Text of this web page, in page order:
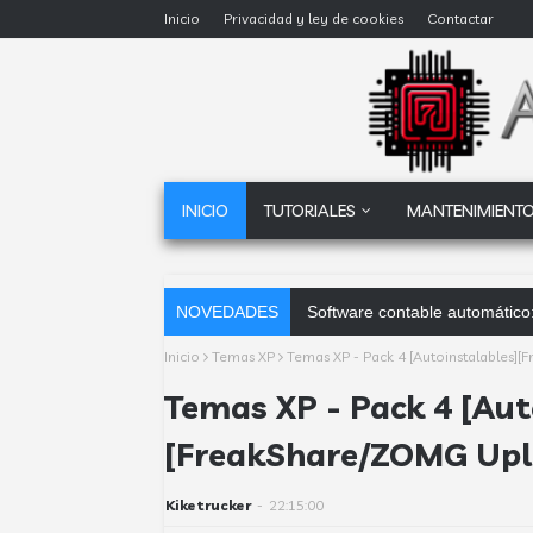
Inicio Privacidad y ley de cookies Contactar
INICIO TUTORIALES
NOVEDADES Software contable
Inicio Temas XP Temas XP - Pack 4
Temas XP - Pack 4
[FreakShare/ZOMG
Kiketrucker - 22:15:00